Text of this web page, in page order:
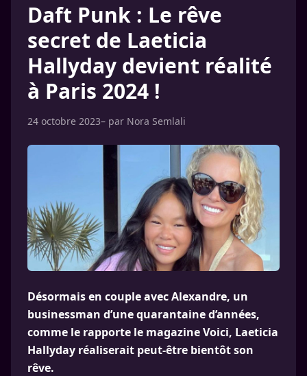
Daft Punk : Le rêve
secret de Laeticia
Hallyday devient réalité
à Paris 2024 !
24 octobre 2023– par Nora Semlali
Désormais en couple avec Alexandre, un
businessman d’une quarantaine d’années,
comme le rapporte le magazine Voici, Laeticia
Hallyday réaliserait peut-être bientôt son
rêve.